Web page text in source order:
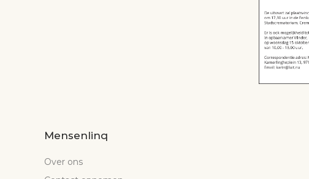
Mensenlinq
Over ons